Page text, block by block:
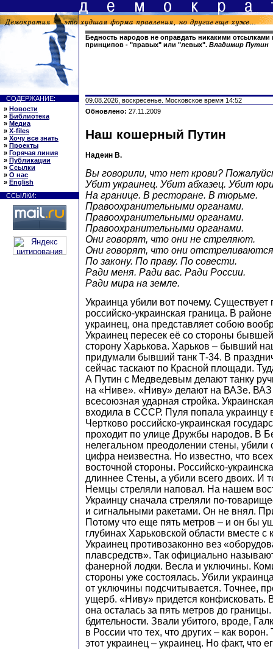
Бедность народов не оправдать никакими отсылками
принципов - "правых" или "левых". Владимир Путин
СОДЕРЖАНИЕ:
» Новости
» Библиотека
» Медиа
» X-files
» Хочу все знать
» Проекты
» Горячая линия
» Публикации
» Ссылки
» О нас
» English
ССЫЛКИ:
09.08.2026, воскресенье. Московское время 14:52
Обновлено: 27.11.2009
Наш кошерный Путин
Надеин В.
Вы говорили, что нет крови?
Убит украинец. Убит абхазец. Убит
На границе. В ресторане. В тюрьме.
Правоохранительными органами.
Правоохранительными органами.
Правоохранительными органами.
Они говорят, что они не стреляют.
Они говорят, что они
По закону. По праву. По совести.
Ради меня. Ради вас. Ради России.
Ради мира на земле.
Украинца убили вот почему. Существует
российско-украинская граница. В
украинец, она представляет собою
Украинец пересек её со стороны бывшей
сторону Харькова. Харьков – бывший
придумали бывший танк Т-34. В
сейчас таскают по Красной площади.
А Путин с Медведевым делают танку
на «Ниве». «Ниву» делают на ВАЗе.
всесоюзная ударная стройка.
входила в СССР. Пуля попала украинцу
Чертково российско-украинская
проходит по улице Дружбы народов. В
нелегальном преодолении стены, убили
цифра неизвестна. Но известно, что
восточной стороны. Российско-
длиннее Стены, а убили всего двоих. И
Немцы стреляли наповал. На нашем
Украинцу сначала стреляли по-
и сигнальными ракетами. Он не внял.
Потому что еще пять метров – и он бы
глубинах Харьковской области вместе с
Украинец противозаконно вез
плавсредств». Так официально
фанерной лодки. Весла и уключины.
стороны уже состоялась. Убили
от уключины подсчитывается. Точнее,
ущерб. «Ниву» придется конфисковать.
она осталась за пять метров до
бдительности. Звали убитого, вроде,
в России что тех, что других – как ворон.
этот украинец – украинец. Но факт, что